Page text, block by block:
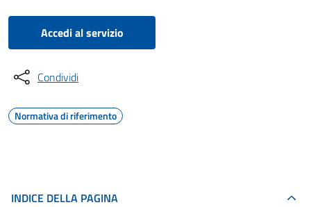
Accedi al servizio
Condividi
Normativa di riferimento
INDICE DELLA PAGINA